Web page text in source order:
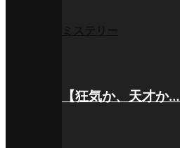
【狂気か、天才か…